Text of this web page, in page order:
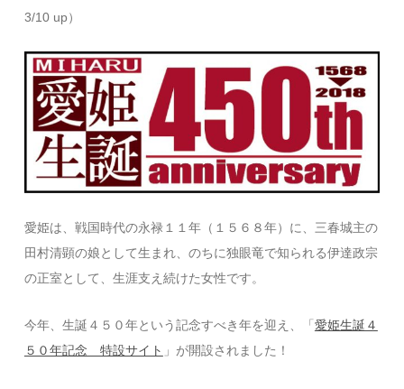
3/10 up）
愛姫は、戦国時代の永禄１１年（１５６８年）に、三春城主の
田村清顕の娘として生まれ、のちに独眼竜で知られる伊達政宗
の正室として、生涯支え続けた女性です。
今年、生誕４５０年という記念すべき年を迎え、「 愛姫生誕４
５０年記念 特設サイト 」が開設されました！